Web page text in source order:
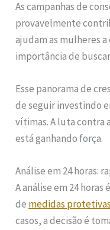
As campanhas de
provavelmente
ajudam as mulheres
importância de
Esse panorama de
de seguir investindo
vítimas. A luta contra
está ganhando força.
Análise em 24 horas:
A análise em 24
de medidas
casos, a decisão é